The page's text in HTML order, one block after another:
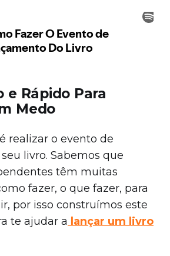
e Rápido Para
Medo
realizar o evento de
livro. Sabemos que
têm muitas
fazer, o que fazer, para
por isso construímos este
te ajudar a lançar um livro